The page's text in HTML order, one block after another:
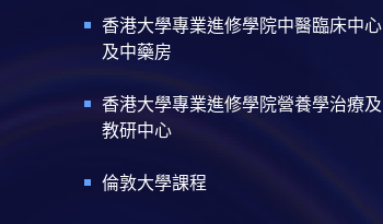
香港大學專業進修學院中醫臨床中心
及中藥房
香港大學專業進修學院營養學治療及
教研中心
倫敦大學課程